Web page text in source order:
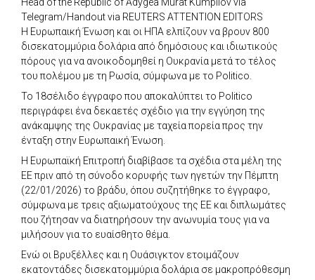
Telegram/Handout via REUTERS ATTENTION EDITORS
Η Ευρωπαική Ένωση και οι ΗΠΑ ελπίζουν να βρουν 800
δισεκατομμύρια δολάρια από δημόσιους και ιδιωτικούς
πόρους για να ανοικοδομηθεί η Ουκρανία μετά το τέλος
του πολέμου με τη Ρωσία, σύμφωνα με το Politico.
Το 18σέλιδο έγγραφο που αποκαλύπτει το Politico
περιγράφει ένα δεκαετές σχέδιο για την εγγύηση της
ανάκαμψης της Ουκρανίας με ταχεία πορεία προς την
ένταξη στην Ευρωπαική Ένωση.
Η Ευρωπαϊκή Επιτροπή διαβίβασε τα σχέδια στα μέλη της
ΕΕ πριν από τη σύνοδο κορυφής των ηγετών την Πέμπτη
(22/01/2026) το βράδυ, όπου συζητήθηκε το έγγραφο,
σύμφωνα με τρεις αξιωματούχους της ΕΕ και διπλωμάτες
που ζήτησαν να διατηρήσουν την ανωνυμία τους για να
μιλήσουν για το ευαίσθητο θέμα.
Ενώ οι Βρυξέλλες και η Ουάσιγκτον ετοιμάζουν
εκατοντάδες δισεκατομμύρια δολάρια σε μακροπρόθεσμη